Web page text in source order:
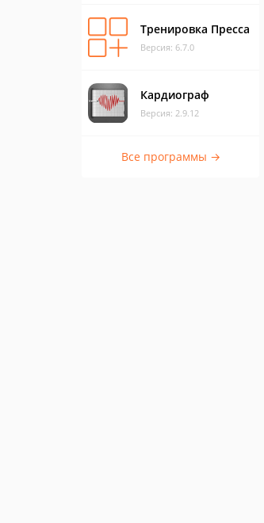
Тренировка Пресса
Версия: 6.7.0
Кардиограф
Версия: 2.9.12
Все программы →